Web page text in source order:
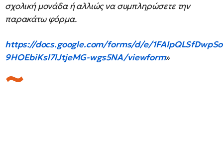
σχολική μονάδα ή αλλιώς να συμπληρώσετε την
παρακάτω φόρμα.
https://docs.google.com/forms/d/e/
9HOEbiKsl7lJtjeMG-wgs5NA/viewform»